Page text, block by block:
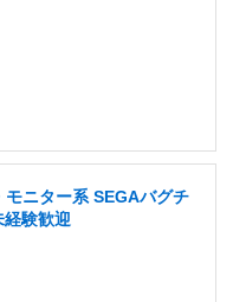
ニター系 SEGAバグチ
験歓迎